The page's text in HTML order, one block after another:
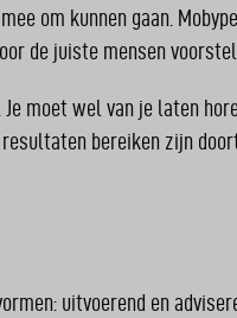
om kunnen gaan.
de juiste mensen
moet wel van je laten
bereiken zijn
uitvoerend en